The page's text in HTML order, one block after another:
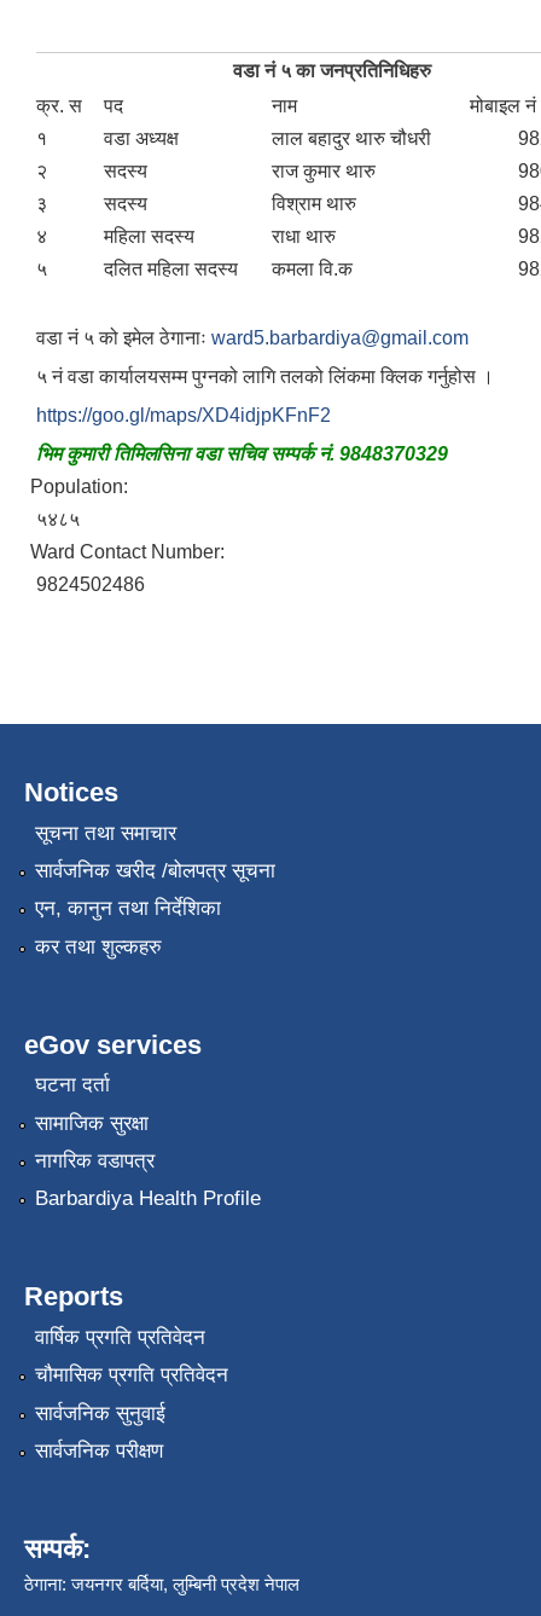
वडा नं ५ का जनप्रतिनिधिहरु
क्र. स
पद नाम
मोबाइल नं
१
वडा अध्यक्ष लाल बहादुर थारु चौधरी
२
सदस्य राज कुमार थारु
३
सदस्य विश्राम थारु
४
महिला सदस्य राधा थारु
५
दलित महिला सदस्य कमला वि.क
वडा नं ५ को इमेल ठेगानाः ward5.barbardiya@gmail.com
५ नं वडा कार्यालयसम्म पुग्नको लागि तलको लिंकमा क्लिक गर्नुहोस ।
https://goo.gl/maps/XD4idjpKFnF2
भिम कुमारी तिमिलसिना वडा सचिव सम्पर्क नं. 9848370329
Population:
५४८५
Ward Contact Number:
9824502486
Notices
सूचना तथा समाचार
सार्वजनिक खरीद /बोलपत्र सूचना
एन, कानुन तथा निर्देशिका
कर तथा शुल्कहरु
eGov services
घटना दर्ता
सामाजिक सुरक्षा
नागरिक वडापत्र
Barbardiya Health Profile
Reports
वार्षिक प्रगति प्रतिवेदन
चौमासिक प्रगति प्रतिवेदन
सार्वजनिक सुनुवाई
सार्वजनिक परीक्षण
सम्पर्क:
ठेगाना: जयनगर बर्दिया, लुम्बिनी प्रदेश नेपाल